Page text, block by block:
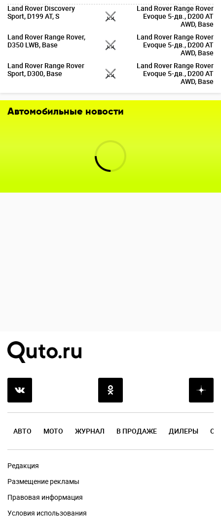
Land Rover Discovery
Sport, D199 AT, S
Land Rover Range Rover
Evoque 5-дв., D200 AT
AWD, Base
Land Rover Range Rover,
D350 LWB, Base
Land Rover Range Rover
Evoque 5-дв., D200 AT
AWD, Base
Land Rover Range Rover
Sport, D300, Base
Land Rover Range Rover
Evoque 5-дв., D200 AT
AWD, Base
Автомобильные новости
АВТО МОТО ЖУРНАЛ В ПРОДАЖЕ ДИЛЕРЫ
Редакция
Размещение рекламы
Правовая информация
Условия использования